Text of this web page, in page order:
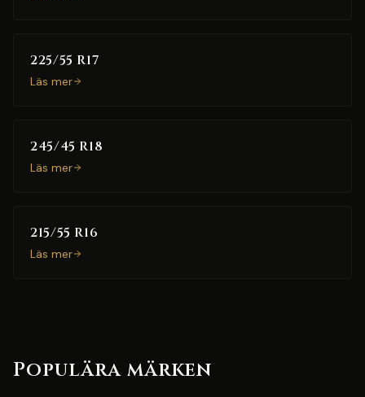
225/55 R17
Läs mer
245/45 R18
Läs mer
215/55 R16
Läs mer
Populära märken